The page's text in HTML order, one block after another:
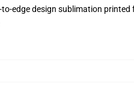
edge design sublimation printed